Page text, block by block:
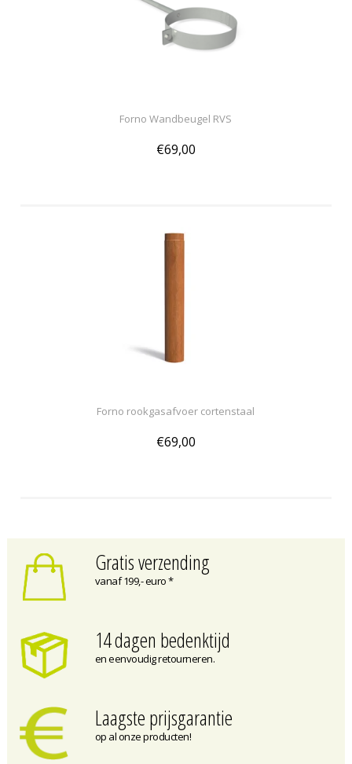
Forno Wandbeugel RVS
€69,00
Forno rookgasafvoer cortenstaal
€69,00
Gratis verzending
vanaf 199,- euro *
14 dagen bedenktijd
en eenvoudig retourneren.
Laagste prijsgarantie
op al onze producten!